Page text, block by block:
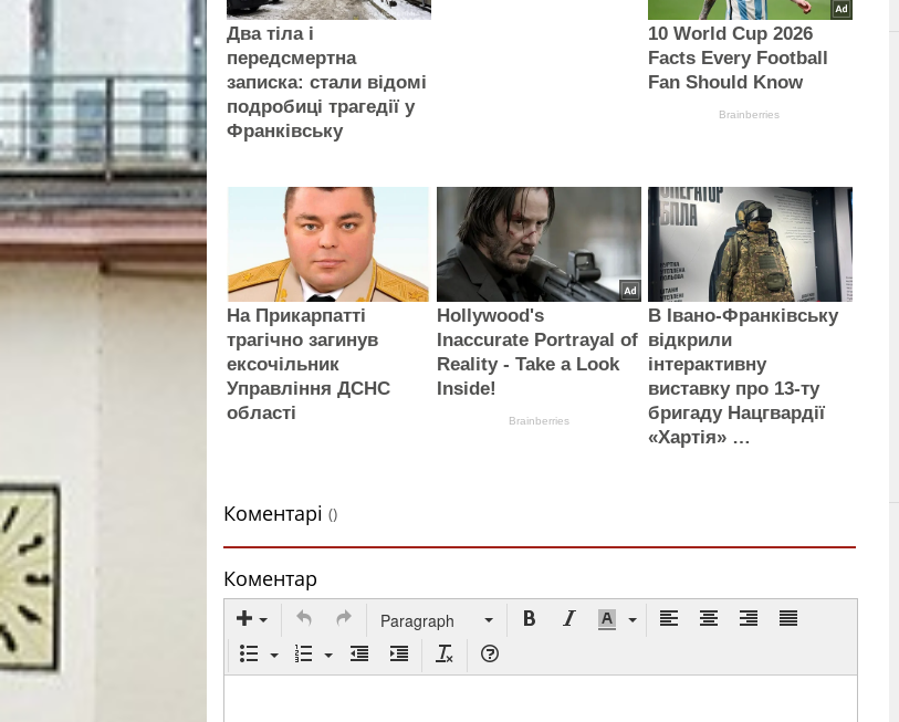
Два тіла і
передсмертна
записка: стали відомі
подробиці трагедії у
Франківську
10 World Cup 2026
Facts Every Football
Fan Should Know
Brainberries
На Прикарпатті
трагічно загинув
ексочільник
Управління ДСНС
області
Hollywood's
Inaccurate Portrayal of
Reality - Take a Look
Inside!
Brainberries
В Івано-Франківську
відкрили
інтерактивну
виставку про 13-ту
бригаду Нацгвардії
«Хартія» …
Коментарі ()
Коментар
Paragraph